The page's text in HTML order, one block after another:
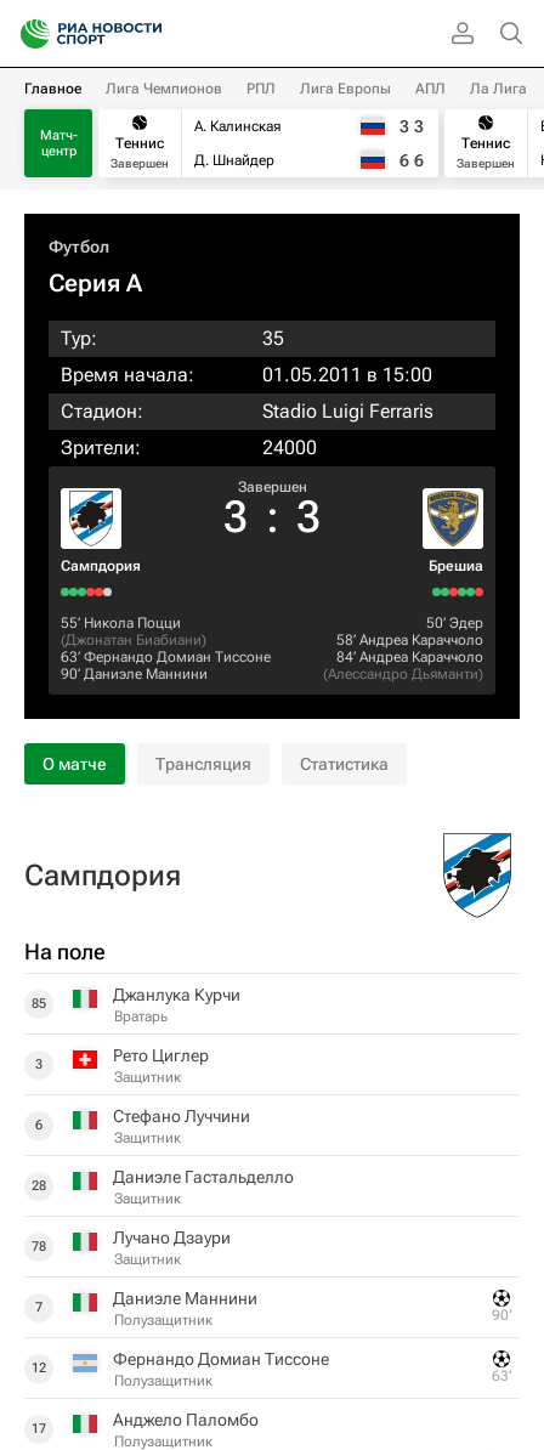
Главное Лига Чемпионов РПЛ Лига Европы АПЛ Ла Лига
Матч-
центр
Теннис
Завершен
А. Калинская
Д. Шнайдер
3 3
6 6
Теннис
Завершен
Футбол
Серия А
Тур:
35
Время начала:
01.05.2011 в 15:00
Стадион:
Stadio Luigi Ferraris
Зрители:
24000
Сампдория
Завершен
3 : 3
Брешиа
55‎’‎ Никола Поцци
(Джонатан Биабиани)
63‎’‎ Фернандо Домиан Тиссоне
90‎’‎ Даниэле Маннини
50‎’‎ Эдер
58‎’‎ Андреа Караччоло
84‎’‎ Андреа Караччоло
(Алессандро Дьяманти)
О матче Трансляция Статистика
Сампдория
На поле
85 Джанлука Курчи
Вратарь
3 Рето Циглер
Защитник
6 Стефано Луччини
Защитник
28 Даниэле Гастальделло
Защитник
78 Лучано Дзаури
Защитник
7 Даниэле Маннини
Полузащитник 90‎’‎
12 Фернандо Домиан Тиссоне
Полузащитник 63‎’‎
17 Анджело Паломбо
Полузащитник